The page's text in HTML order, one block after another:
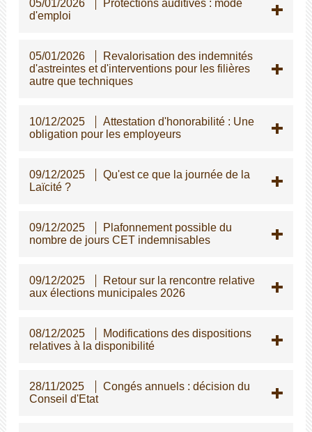
05/01/2026
Protections auditives : mode
d'emploi
05/01/2026
Revalorisation des indemnités
d'astreintes et d'interventions pour les filières
autre que techniques
10/12/2025
Attestation d'honorabilité : Une
obligation pour les employeurs
09/12/2025
Qu'est ce que la journée de la
Laïcité ?
09/12/2025
Plafonnement possible du
nombre de jours CET indemnisables
09/12/2025
Retour sur la rencontre relative
aux élections municipales 2026
08/12/2025
Modifications des dispositions
relatives à la disponibilité
28/11/2025
Congés annuels : décision du
Conseil d'Etat